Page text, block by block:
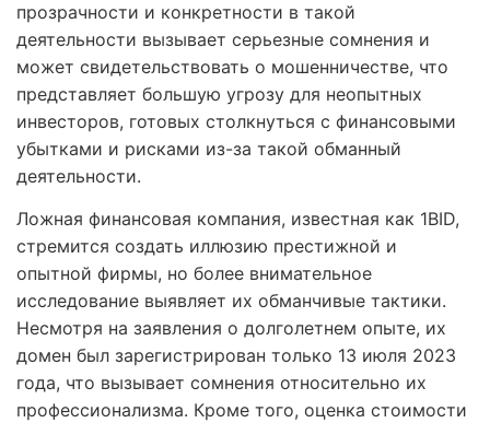
прозрачности и конкретности в такой
деятельности вызывает серьезные сомнения и
может свидетельствовать о мошенничестве, что
представляет большую угрозу для неопытных
инвесторов, готовых столкнуться с финансовыми
убытками и рисками из-за такой обманный
деятельности.
Ложная финансовая компания, известная как 1BID,
стремится создать иллюзию престижной и
опытной фирмы, но более внимательное
исследование выявляет их обманчивые тактики.
Несмотря на заявления о долголетнем опыте, их
домен был зарегистрирован только 13 июля 2023
года, что вызывает сомнения относительно их
профессионализма. Кроме того, оценка стоимости